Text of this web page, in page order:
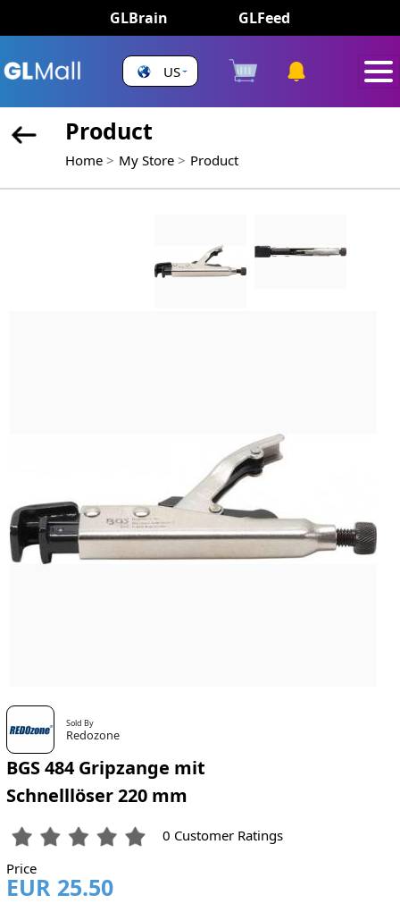
GLBrain GLFeed
US
Product
Home My Store Product
Sold By
Redozone
BGS 484 Gripzange mit
Schnelllöser 220 mm
0 Customer Ratings
Price
EUR 25.50